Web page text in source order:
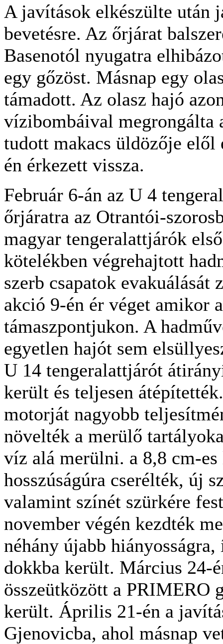
A javítások elkészülte után
bevetésre. Az őrjárat
Basenotól nyugatra
egy gőzöst. Másnap egy
támadott. Az olasz hajó
vízibombáival megrongálta
tudott makacs üldözője
én érkezett vissza.
Február 6-án az U 4
őrjáratra az Otrantói-
magyar tengeralattjárók
kötelékben végrehajtott
szerb csapatok
akció 9-én ér véget amikor
támaszpontjukon. A
egyetlen hajót sem
U 14 tengeralattjárót
került és teljesen
motorját nagyobb
növelték a merülő
víz alá merülni. a 8,8 cm-
hosszúságúra cserélték, új
valamint színét szürkére
november végén kezdték
néhány újabb
dokkba került. Március 24-
összeütközött a PRIMERO
került. Április 21-én a
Gjenovicba, ahol másnap